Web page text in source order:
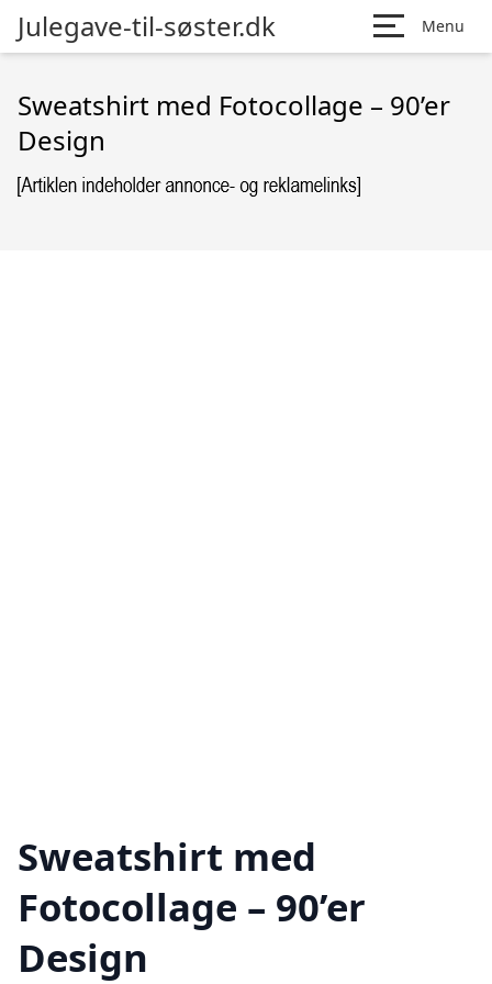
Julegave-til-søster.dk Menu
Sweatshirt med Fotocollage – 90’er
Design
Sweatshirt med
Fotocollage – 90’er
Design